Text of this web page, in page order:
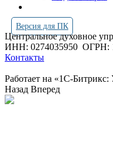
Версия для ПК
Центральное духовное
ИНН: 0274035950 ОГРН:
Контакты
Работает на «1С-Битрикс:
Назад Вперед